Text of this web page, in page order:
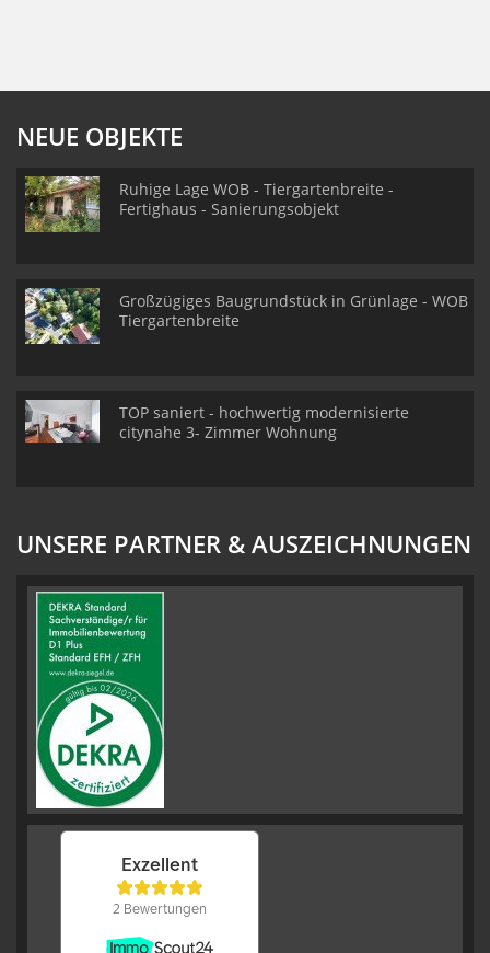
NEUE OBJEKTE
Ruhige Lage WOB - Tiergartenbreite -
Fertighaus - Sanierungsobjekt
Großzügiges Baugrundstück in Grünlage - WOB
Tiergartenbreite
TOP saniert - hochwertig modernisierte
citynahe 3- Zimmer Wohnung
UNSERE PARTNER & AUSZEICHNUNGEN